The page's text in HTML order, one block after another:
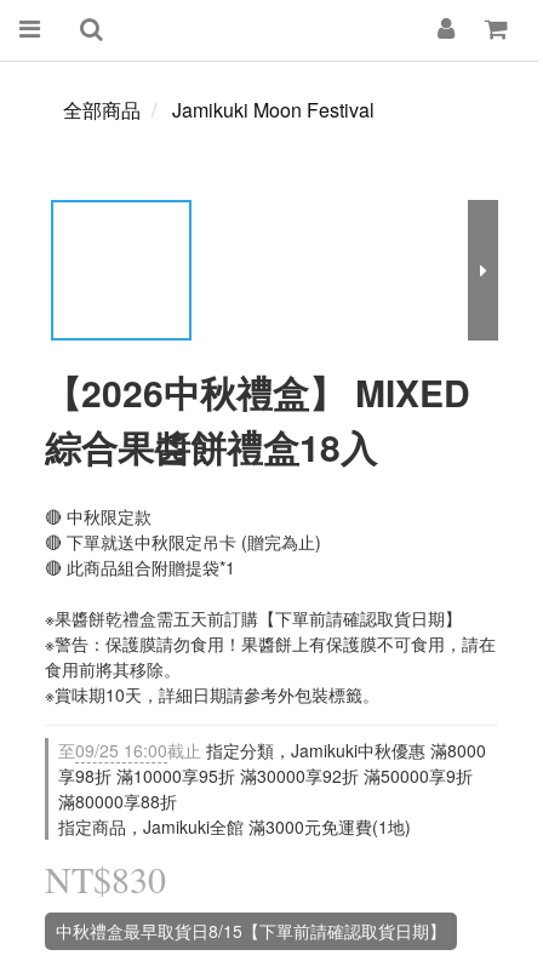
全部商品 Jamikuki Moon Festival
【2026中秋禮盒】 MIXED
綜合果醬餅禮盒18入
🔴 中秋限定款
🔴 下單就送中秋限定吊卡 (贈完為止)
🔴 此商品組合附贈提袋*1
※果醬餅乾禮盒需五天前訂購【下單前請確認取貨日期】
※警告：保護膜請勿食用！果醬餅上有保護膜不可食用，請在
食用前將其移除。
※賞味期10天，詳細日期請參考外包裝標籤。
至09/25 16:00截止 指定分類，Jamikuki中秋優惠 滿8000
享98折 滿10000享95折 滿30000享92折 滿50000享9折
滿80000享88折
指定商品，Jamikuki全館 滿3000元免運費(1地)
NT$830
中秋禮盒最早取貨日8/15【下單前請確認取貨日期】